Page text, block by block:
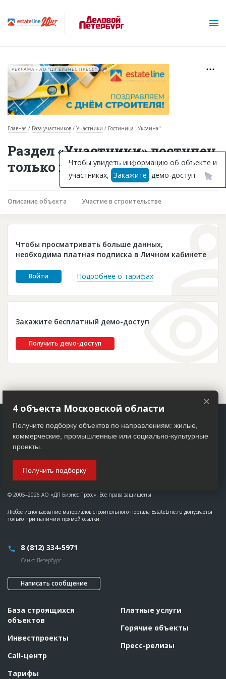
Горячие объекты
База строящихся объектов
Инвестпроекты
Глоссарий
Платные услуги
Пресс-релизы
РЕКЛАМА • АО "ДП БИЗНЕС ПРЕСС"
Главная База участников Участники Гостиница "Украина"
Раздел «Участники» доступен
только подписчикам
Описание объекта Участие в строительстве
Чтобы просматривать больше данных,
необходима платная подписка в Личном кабинете
Войти Подробнее о тарифах
Закажите бесплатный демо-доступ
Получить демо-доступ
Чтобы увидеть информацию об объекте и
участниках, Закажите демо-доступ
© 2005–2026 АО «ДП Бизнес Пресс». Все права защищены
Любое использование материалов строительного портала EstateLine.ru допускается
только при наличии прямой ссылки.
8 (812) 334-5971
Санкт-Петербург
Написать сообщение
База строящихся
объектов
Инвестпроекты
Call-центр
Тарифы
Платные услуги
Горячие объекты
Пресс-релизы
×
4 объекта Московской области
Получите подборку объектов по направлениям: жилые,
коммерческие, промышленные или социально-культурные
проекты.
Получить подборку